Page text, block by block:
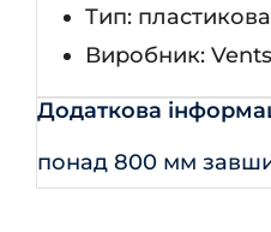
Тип:
Виробник:
Додаткова
понад 800 мм